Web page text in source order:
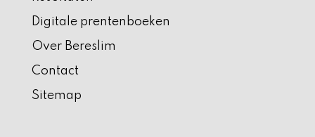
Digitale prentenboeken
Over Bereslim
Contact
Sitemap